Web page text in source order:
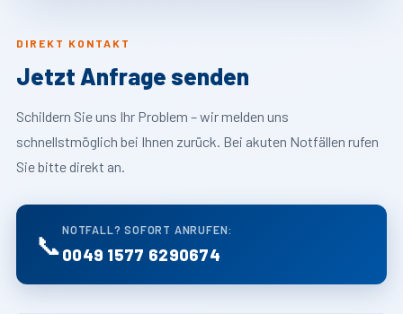
DIREKT KONTAKT
Jetzt Anfrage senden
Schildern Sie uns Ihr Problem – wir melden uns
schnellstmöglich bei Ihnen zurück. Bei akuten Notfällen rufen
Sie bitte direkt an.
📞 NOTFALL? SOFORT ANRUFEN:
0049 1577 6290674